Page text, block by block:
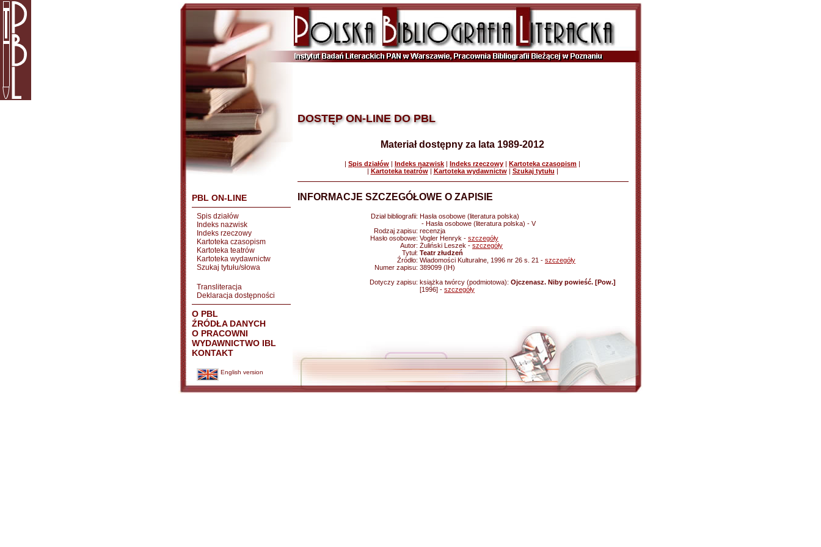
PBL ON-LINE
Spis działów
Indeks nazwisk
Indeks rzeczowy
Kartoteka czasopism
Kartoteka teatrów
Kartoteka wydawnictw
Szukaj tytułu/słowa
Transliteracja
Deklaracja dostępności
O PBL
ŹRÓDŁA DANYCH
O PRACOWNI
WYDAWNICTWO IBL
KONTAKT
English version
DOSTĘP ON-LINE DO PBL
Materiał dostępny za lata 1989-2012
| Spis działów | Indeks nazwisk | Indeks rzeczowy | Kartoteka czasopism |
| Kartoteka teatrów| Kartoteka wydawnictw| Szukaj tytułu |
INFORMACJE SZCZEGÓŁOWE O ZAPISIE
Dział bibliografii: Hasła osobowe (literatura polska)
- Hasła osobowe (literatura polska) - V
Rodzaj zapisu: recenzja
Hasło osobowe: Vogler Henryk - szczegóły
Autor: Żuliński Leszek - szczegóły
Tytuł: Teatr złudzeń
Źródło: Wiadomości Kulturalne, 1996 nr 26 s. 21 - szczegóły
Numer zapisu: 389099 (IH)
Dotyczy zapisu: książka twórcy (podmiotowa): Ojczenasz. Niby powieść. [Pow.]
[1996] - szczegóły